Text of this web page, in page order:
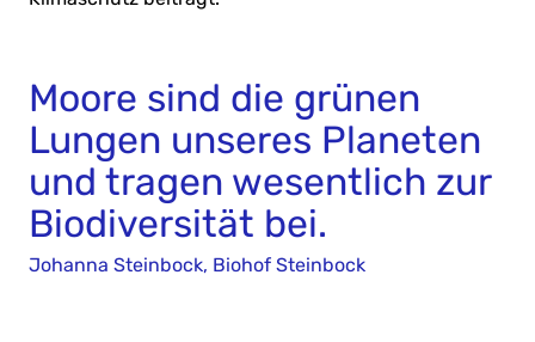
Moore sind die grünen
Lungen unseres Planeten
und tragen wesentlich zur
Biodiversität bei.
Johanna Steinbock, Biohof Steinbock